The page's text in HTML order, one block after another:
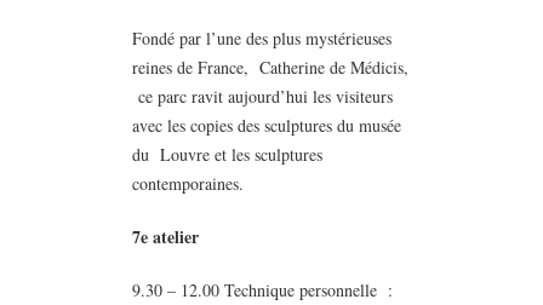
Fondé par l’une des plus mystérieuses
reines de France, Catherine de Médicis,
ce parc ravit aujourd’hui les visiteurs
avec les copies des sculptures du musée
du Louvre et les sculptures
contemporaines.
7e atelier
9.30 – 12.00 Technique personnelle :